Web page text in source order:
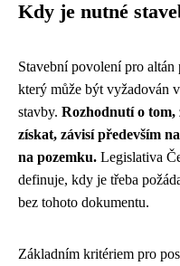
Kdy je nutné
Stavební povolení pro
který může být vyžadován
stavby. Rozhodnutí o tom,
získat, závisí především
na pozemku. Legislativa
definuje, kdy je třeba
bez tohoto dokumentu.
Základním kritériem pro